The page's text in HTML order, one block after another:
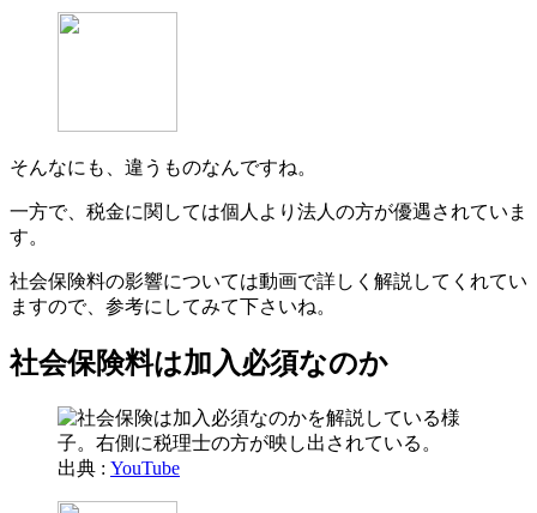
そんなにも、違うものなんですね。
一方で、税金に関しては個人より法人の方が優遇されていま
す。
社会保険料の影響については動画で詳しく解説してくれてい
ますので、参考にしてみて下さいね。
社会保険料は加入必須なのか
出典 : YouTube